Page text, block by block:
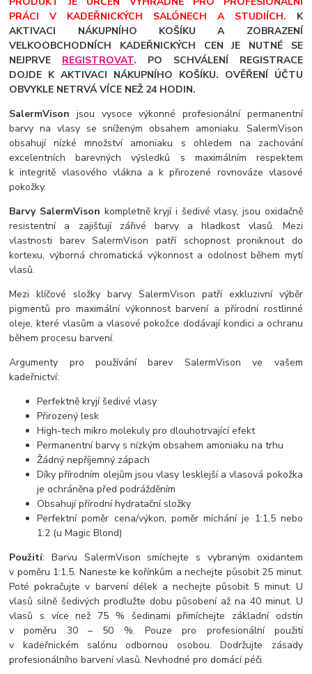
PRÁCI V KADEŘNICKÝCH SALÓNECH A STUDIÍCH. K
AKTIVACI NÁKUPNÍHO KOŠÍKU A ZOBRAZENÍ
VELKOOBCHODNÍCH KADEŘNICKÝCH CEN JE NUTNÉ SE
NEJPRVE REGISTROVAT. PO SCHVÁLENÍ REGISTRACE
DOJDE K AKTIVACI NÁKUPNÍHO KOŠÍKU. OVĚŘENÍ ÚČTU
OBVYKLE NETRVÁ VÍCE NEŽ 24 HODIN.
SalermVison jsou vysoce výkonné profesionální permanentní
barvy na vlasy se sníženým obsahem amoniaku. SalermVison
obsahují nízké množství amoniaku s ohledem na zachování
excelentních barevných výsledků s maximálním respektem
k integritě vlasového vlákna a k přirozené rovnováze vlasové
pokožky.
Barvy SalermVison kompletně kryjí i šedivé vlasy, jsou oxidačně
resistentní a zajišťují zářivé barvy a hladkost vlasů. Mezi
vlastnosti barev SalermVison patří schopnost proniknout do
kortexu, výborná chromatická výkonnost a odolnost během mytí
vlasů.
Mezi klíčové složky barvy SalermVison patří exkluzivní výběr
pigmentů pro maximální výkonnost barvení a přírodní rostlinné
oleje, které vlasům a vlasové pokožce dodávají kondici a ochranu
během procesu barvení.
Argumenty pro používání barev SalermVison ve vašem
kadeřnictví:
Perfektně kryjí šedivé vlasy
Přirozený lesk
High-tech mikro molekuly pro dlouhotrvající efekt
Permanentní barvy s nízkým obsahem amoniaku na trhu
Žádný nepříjemný zápach
Díky přírodním olejům jsou vlasy lesklejší a vlasová pokožka
je ochráněna před podrážděním
Obsahují přírodní hydratační složky
Perfektní poměr cena/výkon, poměr míchání je 1:1,5 nebo
1:2 (u Magic Blond)
Použití: Barvu SalermVison smíchejte s vybraným oxidantem
v poměru 1:1,5. Naneste ke kořínkům a nechejte působit 25 minut.
Poté pokračujte v barvení délek a nechejte působit 5 minut. U
vlasů silně šedivých prodlužte dobu působení až na 40 minut. U
vlasů s více než 75 % šedinami přimíchejte základní odstín
v poměru 30 – 50 %. Pouze pro profesionální použití
v kadeřnickém salónu odbornou osobou. Dodržujte zásady
profesionálního barvení vlasů. Nevhodné pro domácí péči.